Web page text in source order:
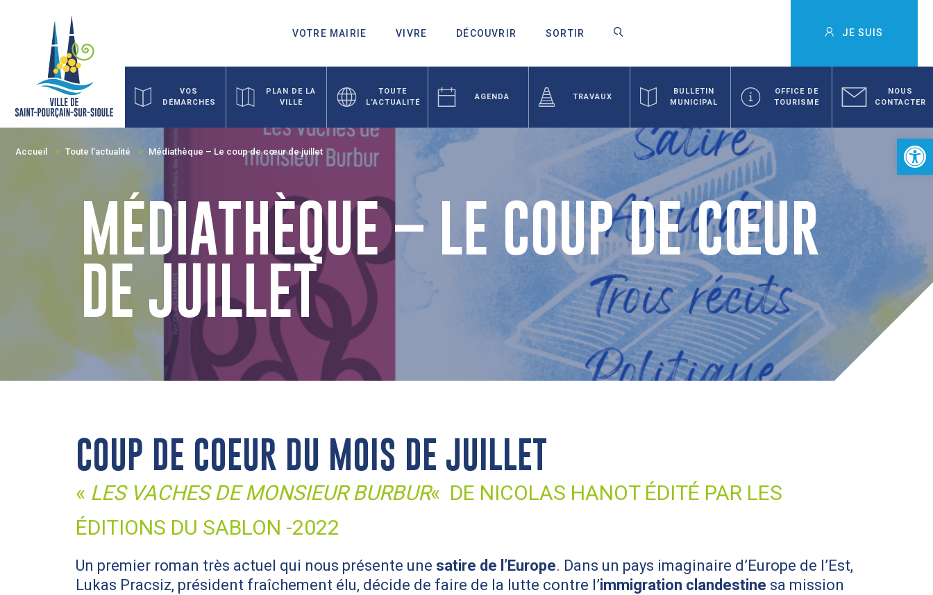
Ouvrir
VOTRE MAIRIE VIVRE DÉCOUVRIR SORTIR JE SUIS
VOS
DÉMARCHES
PLAN DE LA
VILLE
TOUTE
L’ACTUALITÉ
AGENDA TRAVAUX
BULLETIN
MUNICIPAL
OFFICE DE
TOURISME
NOUS
CONTACTER
Accueil Toute l’actualité Médiathèque – Le coup de cœur de juillet
MÉDIATHÈQUE – LE COUP DE CŒUR
DE JUILLET
COUP DE COEUR DU MOIS DE JUILLET
« LES VACHES DE MONSIEUR BURBUR« DE NICOLAS HANOT ÉDITÉ PAR LES
ÉDITIONS DU SABLON -2022
Un premier roman très actuel qui nous présente une satire de l’Europe. Dans un pays imaginaire d’Europe de l’Est,
Lukas Pracsiz, président fraîchement élu, décide de faire de la lutte contre l’immigration clandestine sa mission